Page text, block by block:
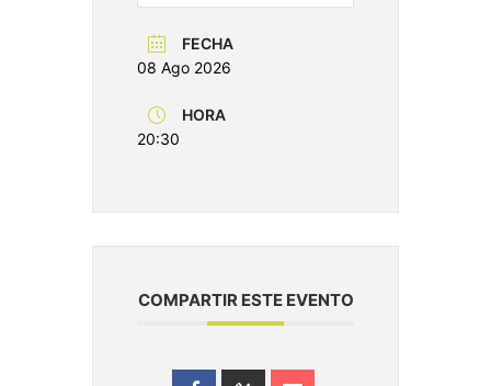
FECHA
08 Ago 2026
HORA
20:30
COMPARTIR ESTE EVENTO